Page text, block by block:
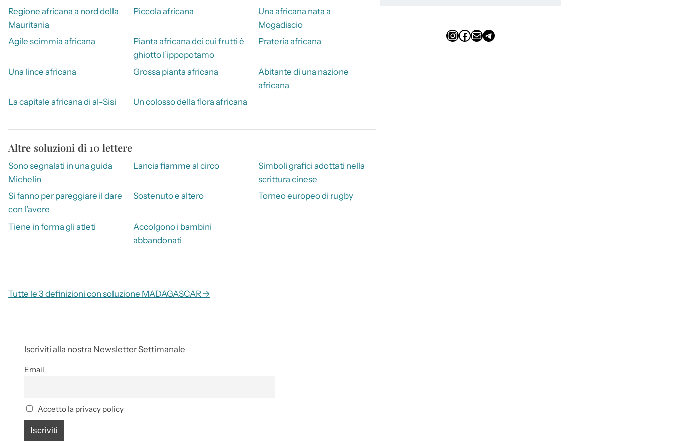
Regione africana a nord della
Mauritania
Piccola africana
Una africana nata a
Mogadiscio
Agile scimmia africana
Pianta africana dei cui frutti è
ghiotto l’ippopotamo
Prateria africana
Una lince africana Grossa pianta africana
Abitante di una nazione
africana
La capitale africana di al-Sisi
Un colosso della flora africana
Altre soluzioni di 10 lettere
Sono segnalati in una guida
Michelin
Lancia fiamme al circo
Simboli grafici adottati nella
scrittura cinese
Si fanno per pareggiare il dare
con l’avere
Sostenuto e altero Torneo europeo di rugby
Tiene in forma gli atleti
Accolgono i bambini
abbandonati
Tutte le 3 definizioni con soluzione MADAGASCAR →
Iscriviti alla nostra Newsletter Settimanale
Email
Accetto la privacy policy
InstagramFacebook Email Telegram